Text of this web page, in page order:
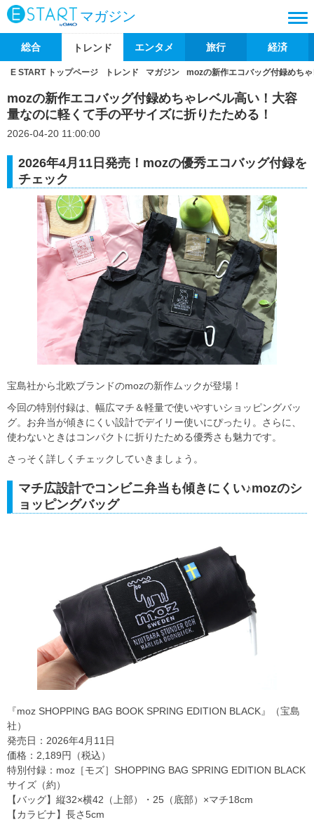
マガジン
総合 トレンド エンタメ 旅行 経済
E START トップページ トレンド マガジン mozの新作エコバッグ付録めち
mozの新作エコバッグ付録めちゃレベル高い！大容
量なのに軽くて手の平サイズに折りたためる！
2026-04-20 11:00:00
2026年4月11日発売！mozの優秀エコバッグ付録を
チェック
宝島社から北欧ブランドのmozの新作ムックが登場！
今回の特別付録は、幅広マチ＆軽量で使いやすいショッピングバッ
グ。お弁当が傾きにくい設計でデイリー使いにぴったり。さらに、
使わないときはコンパクトに折りたためる優秀さも魅力です。
さっそく詳しくチェックしていきましょう。
マチ広設計でコンビニ弁当も傾きにくい♪mozのシ
ョッピングバッグ
『moz SHOPPING BAG BOOK SPRING EDITION BLACK』（宝島
社）
発売日：2026年4月11日
価格：2,189円（税込）
特別付録：moz［モズ］SHOPPING BAG SPRING EDITION BLACK
サイズ（約）
【バッグ】縦32×横42（上部）・25（底部）×マチ18cm
【カラビナ】長さ5cm